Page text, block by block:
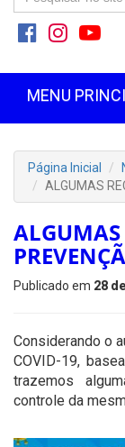
MENU
Página Inicial
ALGUMAS
ALGUMAS
Publicado em 28
Considerando o
COVID-19,
trazemos
controle da